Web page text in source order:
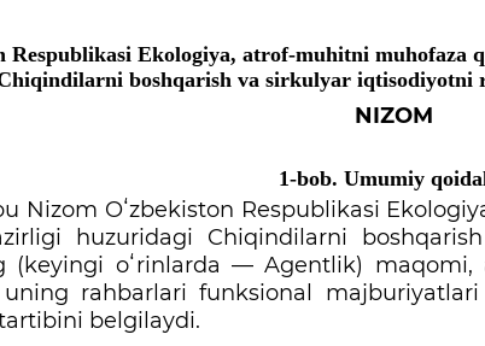
Respublikasi Ekologiya, atrof-muhitni
boshqarish va sirkulyar iqtisodiyotni
NIZOM
1-bob. Umumiy
Nizom Oʻzbekiston Respublikasi
huzuridagi Chiqindilarni
(keyingi oʻrinlarda — Agentlik) maqomi,
uning rahbarlari funksional
belgilaydi.